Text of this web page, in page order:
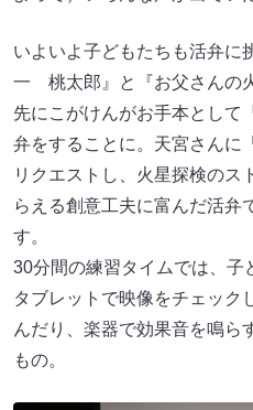
いよいよ子どもたちも活弁に
一 桃太郎』と『お父さんの
先にこがけんがお手本として
弁をすることに。天宮さんに
リクエストし、火星探検のス
らえる創意工夫に富んだ活弁
す。
30分間の練習タイムでは、子
タブレットで映像をチェック
んだり、楽器で効果音を鳴ら
もの。